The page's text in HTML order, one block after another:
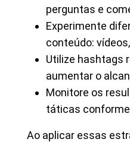
perguntas e
Experimente
conteúdo:
Utilize hashtags
aumentar o
Monitore os
táticas
Ao aplicar essas